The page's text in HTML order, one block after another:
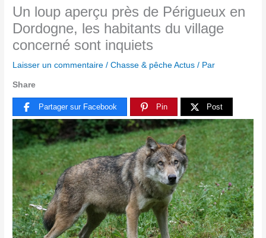
Un loup aperçu près de Périgueux en
Dordogne, les habitants du village
concerné sont inquiets
Laisser un commentaire /Chasse & pêche Actus / Par
Share
Partager sur Facebook Pin Post